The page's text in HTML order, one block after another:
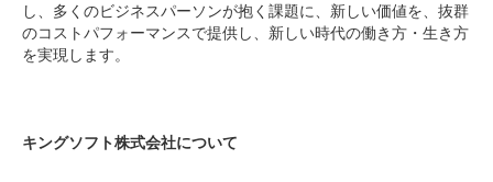
し、多くのビジネスパーソンが抱く課題に、新しい価値を、抜群
のコストパフォーマンスで提供し、新しい時代の働き方・生き方
を実現します。
キングソフト株式会社について